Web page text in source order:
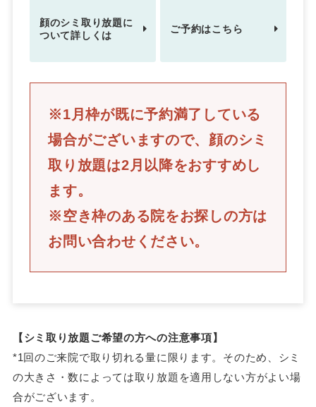
顔のシミ取り放題に
ついて詳しくは
ご予約はこちら
※1月枠が既に予約満了している
場合がございますので、顔のシミ
取り放題は2月以降をおすすめし
ます。
※空き枠のある院をお探しの方は
お問い合わせください。
【シミ取り放題ご希望の方への注意事項】
*1回のご来院で取り切れる量に限ります。そのため、シミ
の大きさ・数によっては取り放題を適用しない方がよい場
合がございます。